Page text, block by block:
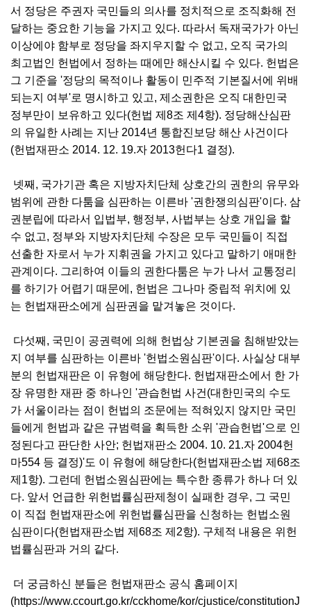
서 정당은 주권자 국민들의 의사를 정치적으로 조직화해 전
달하는 중요한 기능을 가지고 있다. 따라서 독재국가가 아닌
이상에야 함부로 정당을 좌지우지할 수 없고, 오직 국가의
최고법인 헌법에서 정하는 때에만 해산시킬 수 있다. 헌법은
그 기준을 '정당의 목적이나 활동이 민주적 기본질서에 위배
되는지 여부'로 명시하고 있고, 제소권한은 오직 대한민국
정부만이 보유하고 있다(헌법 제8조 제4항). 정당해산심판
의 유일한 사례는 지난 2014년 통합진보당 해산 사건이다
(헌법재판소 2014. 12. 19.자 2013헌다1 결정).
넷째, 국가기관 혹은 지방자치단체 상호간의 권한의 유무와
범위에 관한 다툼을 심판하는 이른바 '권한쟁의심판'이다. 삼
권분립에 따라서 입법부, 행정부, 사법부는 상호 개입을 할
수 없고, 정부와 지방자치단체 수장은 모두 국민들이 직접
선출한 자로서 누가 지휘권을 가지고 있다고 말하기 애매한
관계이다. 그리하여 이들의 권한다툼은 누가 나서 교통정리
를 하기가 어렵기 때문에, 헌법은 그나마 중립적 위치에 있
는 헌법재판소에게 심판권을 맡겨놓은 것이다.
다섯째, 국민이 공권력에 의해 헌법상 기본권을 침해받았는
지 여부를 심판하는 이른바 '헌법소원심판'이다. 사실상 대부
분의 헌법재판은 이 유형에 해당한다. 헌법재판소에서 한 가
장 유명한 재판 중 하나인 '관습헌법 사건(대한민국의 수도
가 서울이라는 점이 헌법의 조문에는 적혀있지 않지만 국민
들에게 헌법과 같은 규범력을 획득한 소위 '관습헌법'으로 인
정된다고 판단한 사안; 헌법재판소 2004. 10. 21.자 2004헌
마554 등 결정)'도 이 유형에 해당한다(헌법재판소법 제68조
제1항). 그런데 헌법소원심판에는 특수한 종류가 하나 더 있
다. 앞서 언급한 위헌법률심판제청이 실패한 경우, 그 국민
이 직접 헌법재판소에 위헌법률심판을 신청하는 헌법소원
심판이다(헌법재판소법 제68조 제2항). 구체적 내용은 위헌
법률심판과 거의 같다.
더 궁금하신 분들은 헌법재판소 공식 홈페이지
(https://www.ccourt.go.kr/cckhome/kor/cjustice/constitutionJ